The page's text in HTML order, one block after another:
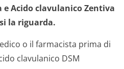
Acido clavulanico Zentiva
la riguarda.
o il farmacista prima di
clavulanico DSM